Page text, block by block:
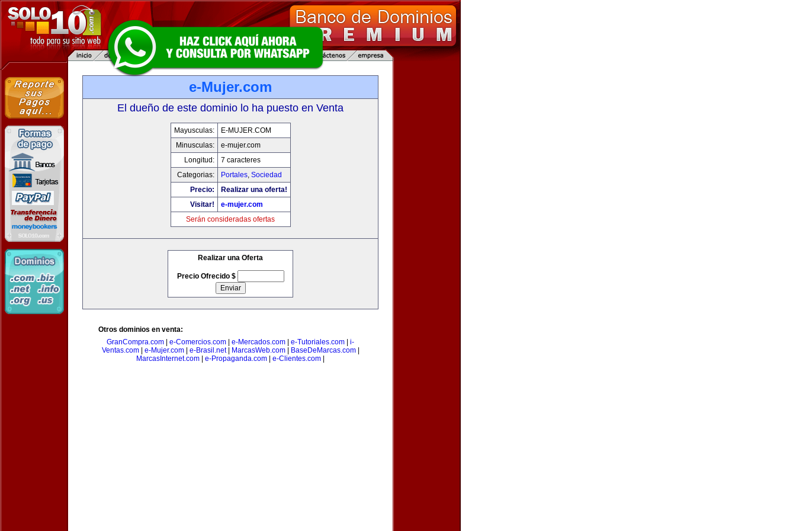
e-Mujer.com
El dueño de este dominio lo ha puesto en Venta
Mayusculas:
E-MUJER.COM
Minusculas:
e-mujer.com
Longitud:
7 caracteres
Categorias:
Portales, Sociedad
Precio:
Realizar una oferta!
Visitar!
e-mujer.com
Serán consideradas ofertas
Realizar una Oferta
Precio Ofrecido $
Otros dominios en venta:
GranCompra.com
e-Comercios.com e-Mercados.com e-Tutoriales.com
i-
Ventas.com| e-Mujer.com| e-Brasil.net| MarcasWeb.com| BaseDeMarcas.com|
MarcasInternet.com
e-Propaganda.com e-Clientes.com